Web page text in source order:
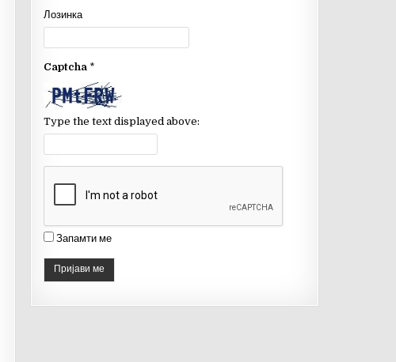
o
k
e
C
n
n
Лозинка
Captcha *
Type the text displayed above:
Запамти ме